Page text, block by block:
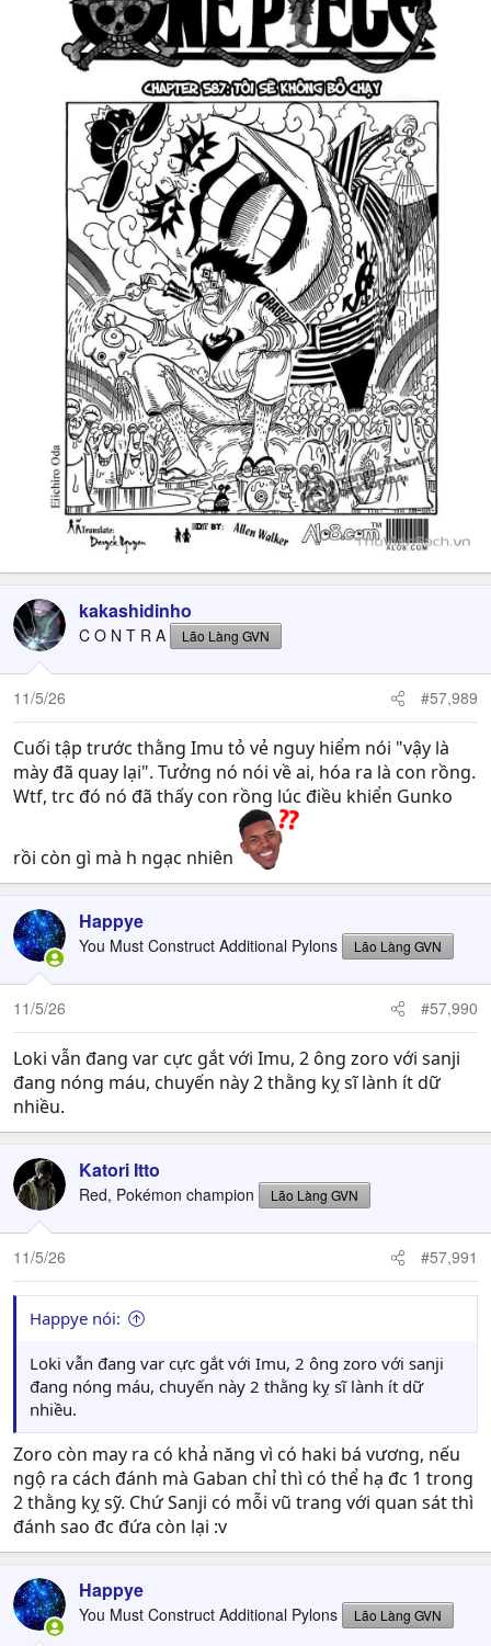
kakashidinho
C O N T R A Lão Làng GVN
11/5/26 #57,989
Cuối tập trước thằng Imu tỏ vẻ nguy hiểm nói "vậy là
mày đã quay lại". Tưởng nó nói về ai, hóa ra là con rồng.
Wtf, trc đó nó đã thấy con rồng lúc điều khiển Gunko
rồi còn gì mà h ngạc nhiên
Happye
You Must Construct Additional Pylons Lão Làng GVN
11/5/26 #57,990
Loki vẫn đang var cực gắt với Imu, 2 ông zoro với sanji
đang nóng máu, chuyến này 2 thằng kỵ sĩ lành ít dữ
nhiều.
Katori Itto
Red, Pokémon champion Lão Làng GVN
11/5/26 #57,991
Happye nói:
Loki vẫn đang var cực gắt với Imu, 2 ông zoro với sanji
đang nóng máu, chuyến này 2 thằng kỵ sĩ lành ít dữ
nhiều.
Zoro còn may ra có khả năng vì có haki bá vương, nếu
ngộ ra cách đánh mà Gaban chỉ thì có thể hạ đc 1 trong
2 thằng kỵ sỹ. Chứ Sanji có mỗi vũ trang với quan sát thì
đánh sao đc đứa còn lại :v
Happye
You Must Construct Additional Pylons Lão Làng GVN